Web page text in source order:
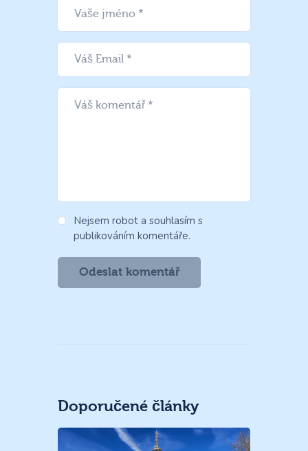
Nejsem robot a souhlasím s
publikováním komentáře.
Doporučené články